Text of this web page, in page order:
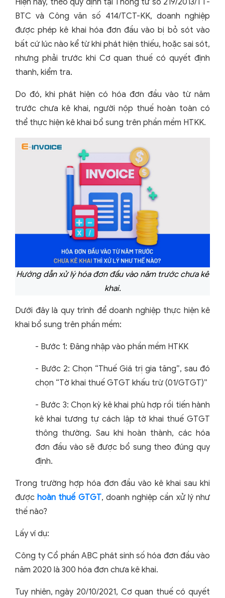
BTC và Công văn số 414/TCT-KK, doanh nghiệp
được phép kê khai hóa đơn đầu vào bị bỏ sót vào
bất cứ lúc nào kể từ khi phát hiện thiếu, hoặc sai sót,
nhưng phải trước khi Cơ quan thuế có quyết định
thanh, kiểm tra.
Do đó, khi phát hiện có hóa đơn đầu vào từ năm
trước chưa kê khai, người nộp thuế hoàn toàn có
thể thực hiện kê khai bổ sung trên phần mềm HTKK.
Hướng dẫn xử lý hóa đơn đầu vào năm trước chưa kê
khai.
Dưới đây là quy trình để doanh nghiệp thực hiện kê
khai bổ sung trên phần mềm:
- Bước 1: Đăng nhập vào phần mềm HTKK
- Bước 2: Chọn “Thuế Giá trị gia tăng”, sau đó
chọn “Tờ khai thuế GTGT khấu trừ (01/GTGT)”
- Bước 3: Chọn kỳ kê khai phù hợp rồi tiến hành
kê khai tương tự cách lập tờ khai thuế GTGT
thông thường. Sau khi hoàn thành, các hóa
đơn đầu vào sẽ được bổ sung theo đúng quy
định.
Trong trường hợp hóa đơn đầu vào kê khai sau khi
đượchoàn thuế GTGT, doanh nghiệp cần xử lý như
thế nào?
Lấy ví dụ:
Công ty Cổ phần ABC phát sinh số hóa đơn đầu vào
năm 2020 là 300 hóa đơn chưa kê khai.
Tuy nhiên, ngày 20/10/2021, Cơ quan thuế có quyết